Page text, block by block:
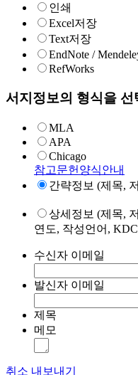
인쇄
Excel저장
Text저장
EndNote /
RefWorks
서지정보의 형식을 선
MLA
APA
Chicago
참고문헌양식안내
간략정보 (제목,
상세정보 (제목,
연도, 작성언어,
수신자 이메일
발신자 이메일
제목
메모
취소 내보내기